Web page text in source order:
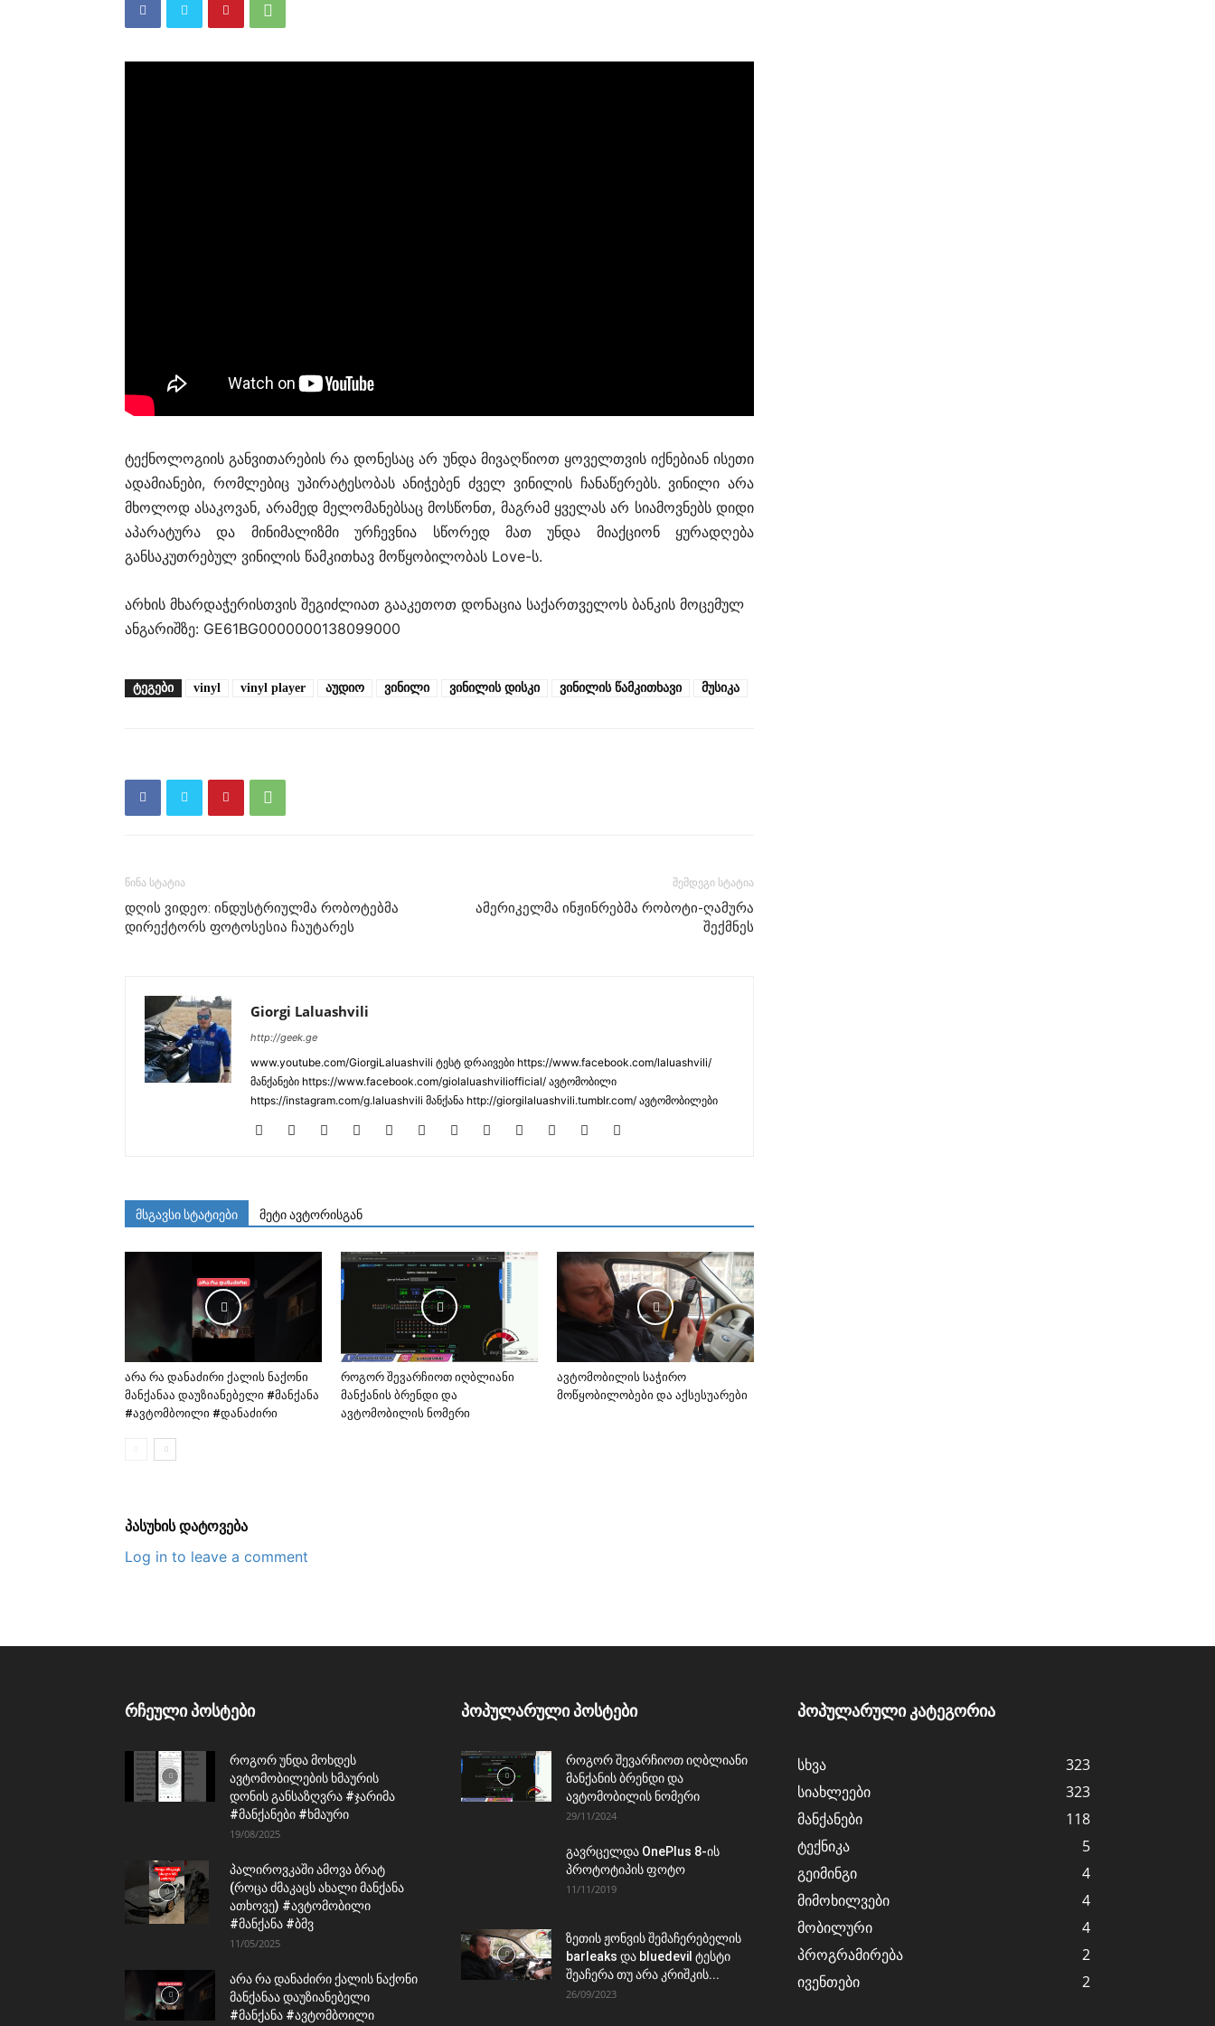
ტექნოლოგიის განვითარების რა დონესაც არ უნდა მივაღწიოთ ყოველთვის იქნებიან ისეთი
ადამიანები, რომლებიც უპირატესობას ანიჭებენ ძველ ვინილის ჩანაწერებს. ვინილი არა
მხოლოდ ასაკოვან, არამედ მელომანებსაც მოსწონთ, მაგრამ ყველას არ სიამოვნებს დიდი
აპარატურა და მინიმალიზმი ურჩევნია სწორედ მათ უნდა მიაქციონ ყურადღება
განსაკუთრებულ ვინილის წამკითხავ მოწყობილობას Love-ს.
არხის მხარდაჭერისთვის შეგიძლიათ გააკეთოთ დონაცია საქართველოს ბანკის მოცემულ
ანგარიშზე: GE61BG0000000138099000
ᲢᲔᲒᲔᲑᲘ vinyl vinyl player აუდიო ვინილი ვინილის დისკი ვინილის წამკითხავი მუსიკა
წინა სტატია
დღის ვიდეო: ინდუსტრიულმა რობოტებმა
დირექტორს ფოტოსესია ჩაუტარეს
შემდეგი სტატია
ამერიკელმა ინჟინრებმა რობოტი-ღამურა
შექმნეს
Giorgi Laluashvili
http://geek.ge
www.youtube.com/GiorgiLaluashvili ტესტ დრაივები https://www.facebook.com/laluashvili/
მანქანები https://www.facebook.com/giolaluashviliofficial/ ავტომობილი
https://instagram.com/g.laluashvili მანქანა http://giorgilaluashvili.tumblr.com/ ავტომობილები
მსგავსი სტატიები მეტი ავტორისგან
არა რა დანაძირი ქალის ნაქონი
მანქანაა დაუზიანებელი #მანქანა
#ავტომბოილი #დანაძირი
როგორ შევარჩიოთ იღბლიანი
მანქანის ბრენდი და
ავტომობილის ნომერი
ავტომობილის საჭირო
მოწყობილობები და აქსესუარები
პასუხის დატოვება
Log in to leave a comment
რჩეული პოსტები
როგორ უნდა მოხდეს
ავტომობილების ხმაურის
დონის განსაზღვრა #ჯარიმა
#მანქანები #ხმაური
19/08/2025
პალიროვკაში ამოვა ბრატ
(როცა ძმაკაცს ახალი მანქანა
ათხოვე) #ავტომობილი
#მანქანა #ბმვ
11/05/2025
არა რა დანაძირი ქალის ნაქონი
მანქანაა დაუზიანებელი
#მანქანა #ავტომბოილი
პოპულარული პოსტები
როგორ შევარჩიოთ იღბლიანი
მანქანის ბრენდი და
ავტომობილის ნომერი
29/11/2024
გავრცელდა OnePlus 8-ის
პროტოტიპის ფოტო
11/11/2019
ზეთის ჟონვის შემაჩერებელის
barleaks და bluedevil ტესტი
შეაჩერა თუ არა კრიშკის...
26/09/2023
პოპულარული კატეგორია
სხვა
323
სიახლეები
323
მანქანები
118
ტექნიკა
5
გეიმინგი
4
მიმოხილვები
4
მობილური
4
პროგრამირება
2
ივენთები
2